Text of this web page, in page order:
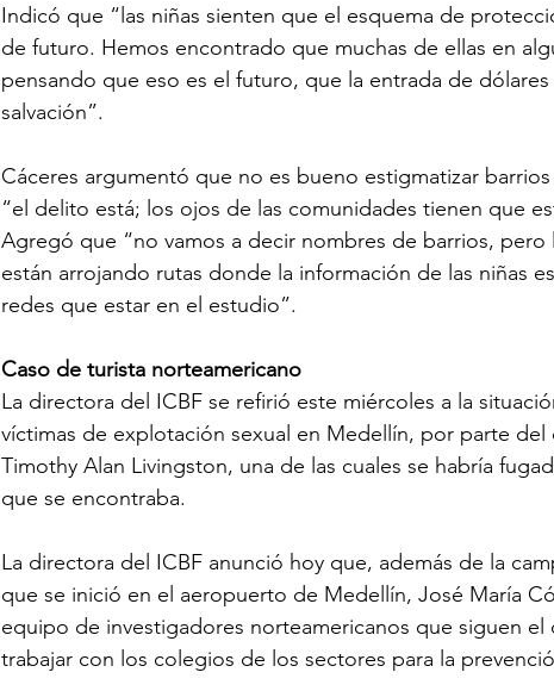
Indicó que “las niñas sienten que el esquema de
de futuro. Hemos encontrado que muchas de ellas en
pensando que eso es el futuro, que la entrada de dólares
salvación”.
Cáceres argumentó que no es bueno estigmatizar
“el delito está; los ojos de las comunidades tienen que
Agregó que “no vamos a decir nombres de barrios,
están arrojando rutas donde la información de las niñas
redes que estar en el estudio”.
Caso de turista norteamericano
La directora del ICBF se refirió este miércoles a la
víctimas de explotación sexual en Medellín, por parte
Timothy Alan Livingston, una de las cuales se habría
que se encontraba.
La directora del ICBF anunció hoy que, además de la
que se inició en el aeropuerto de Medellín, José María
equipo de investigadores norteamericanos que siguen el
trabajar con los colegios de los sectores para la